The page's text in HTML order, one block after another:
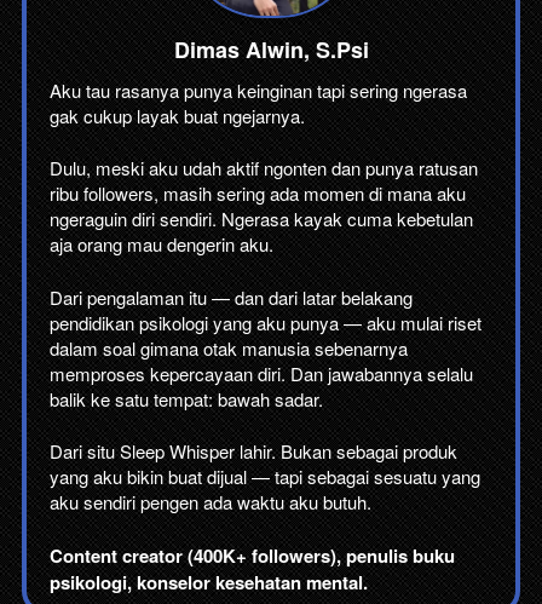
Dimas Alwin, S.Psi
Aku tau rasanya punya keinginan tapi sering ngerasa
gak cukup layak buat ngejarnya.
Dulu, meski aku udah aktif ngonten dan punya ratusan
ribu followers, masih sering ada momen di mana aku
ngeraguin diri sendiri. Ngerasa kayak cuma kebetulan
aja orang mau dengerin aku.
Dari pengalaman itu — dan dari latar belakang
pendidikan psikologi yang aku punya — aku mulai riset
dalam soal gimana otak manusia sebenarnya
memproses kepercayaan diri. Dan jawabannya selalu
balik ke satu tempat: bawah sadar.
Dari situ Sleep Whisper lahir. Bukan sebagai produk
yang aku bikin buat dijual — tapi sebagai sesuatu yang
aku sendiri pengen ada waktu aku butuh.
Content creator (400K+ followers), penulis buku
psikologi, konselor kesehatan mental.